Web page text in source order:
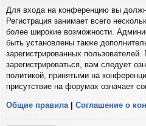
Для входа на конференцию вы
Регистрация занимает всего
более широкие возможности.
быть установлены также
зарегистрированных
зарегистрироваться, вам следует
политикой, принятыми на
присутствие на форумах означает
Общие правила | Соглашение о